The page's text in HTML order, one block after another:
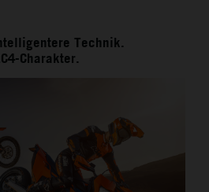
Technik.
Charakter.